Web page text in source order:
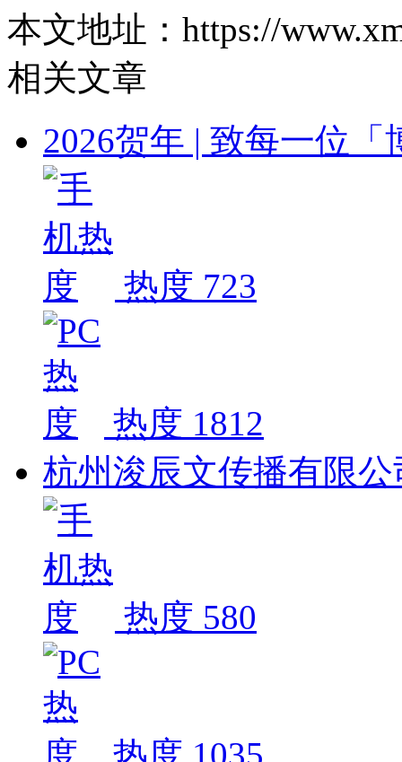
本文地址：https://
相关文章
2026贺年 | 致每一位
热度 723
热度 1812
杭州浚辰文传播有限
热度 580
热度 1035